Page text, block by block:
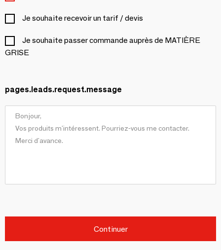
Je souhaite recevoir un tarif / devis
Je souhaite passer commande auprès de MATIÈRE
GRISE
pages.leads.request.message
Continuer